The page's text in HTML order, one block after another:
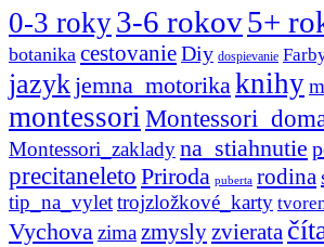
0-3 roky3-6 rokov5+
botanika cestovanieDiy dospievanie
jazykjemna_motorika knihy
montessori
Montessori_zakladyna_stiahnutie
precitaneleto Priroda puberta rodina
tip_na_vylettrojzložkové_karty
Vychova zima zmysly zvierata